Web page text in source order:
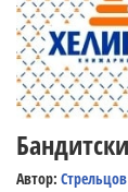
Автор: